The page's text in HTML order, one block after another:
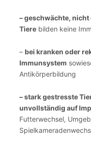
– geschwächte,
Tiere bilden keine
– bei kranken oder
Immunsystem
Antikörperbildung
– stark gestresste
unvollständig auf
Futterwechsel,